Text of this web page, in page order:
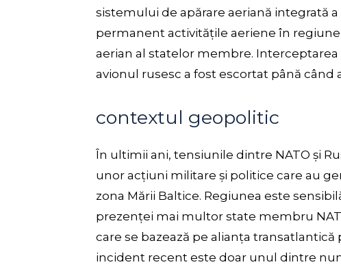
sistemului de apărare aeriană integrată
permanent activitățile aeriene în
aerian al statelor membre. Interceptarea
avionul rusesc a fost escortat până când
contextul geopolitic
În ultimii ani, tensiunile dintre NATO și
unor acțiuni militare și politice care au
zona Mării Baltice. Regiunea este
prezenței mai multor state membru
care se bazează pe alianța
incident recent este doar unul dintre